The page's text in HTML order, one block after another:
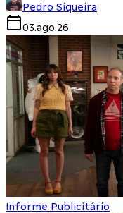
Pedro Siqueira
03.ago.26
Informe Publicitário